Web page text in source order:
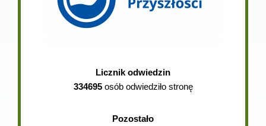
Licznik odwiedzin
334695osób odwiedziło stronę
Pozostało